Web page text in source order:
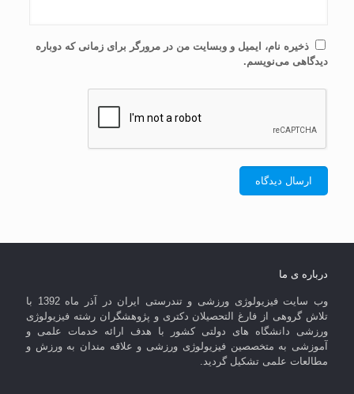
ذخیره نام، ایمیل و وبسایت من در مرورگر برای زمانی که دوباره
دیدگاهی می‌نویسم.
درباره ی ما
وب سایت فیزیولوژی ورزشی و تندرستی ایران در آذر ماه 1392 با
تلاش گروهی از فارغ التحصیلان دکتری و پژوهشگران رشته فیزیولوژی
ورزشی دانشگاه های دولتی کشور با هدف ارائه خدمات علمی و
آموزشی به متخصصین فیزیولوژی ورزشی و علاقه مندان به ورزش و
مطالعات علمی تشکیل گردید.